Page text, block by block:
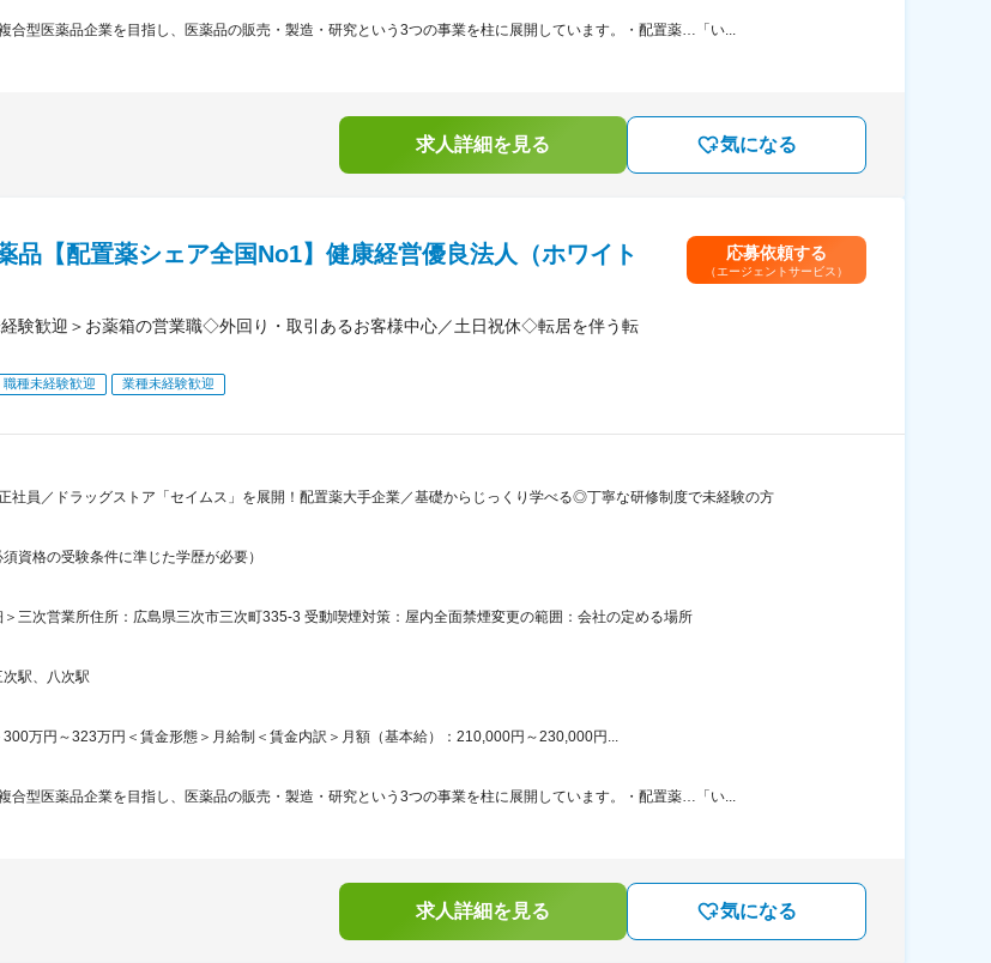
合型医薬品企業を目指し、医薬品の販売・製造・研究という3つの事業を柱に展開しています。・配置薬…「い...
求人詳細を見る 気になる
品【配置薬シェア全国No1】健康経営優良法人（ホワイト
経験歓迎＞お薬箱の営業職◇外回り・取引あるお客様中心／土日祝休◇転居を伴う転
職種未経験歓迎 業種未経験歓迎
応募依頼する
（エージェントサービス）
正社員／ドラッグストア「セイムス」を展開！配置薬大手企業／基礎からじっくり学べる◎丁寧な研修制度で未経験の方
資格の受験条件に準じた学歴が必要）
＞三次営業所住所：広島県三次市三次町335-3 受動喫煙対策：屋内全面禁煙変更の範囲：会社の定める場所
駅、八次駅
300万円～323万円＜賃金形態＞月給制＜賃金内訳＞月額（基本給）：210,000円～230,000円...
合型医薬品企業を目指し、医薬品の販売・製造・研究という3つの事業を柱に展開しています。・配置薬…「い...
求人詳細を見る 気になる